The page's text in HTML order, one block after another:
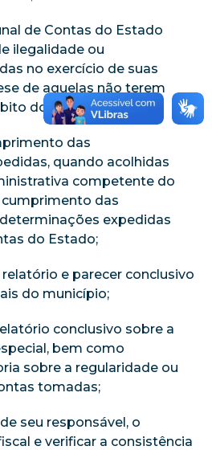
de Contas do Estado
ilegalidade ou
no exercício de suas
de aquelas não terem
do Poder;
das
quando acolhidas
competente do
das
expedidas
do Estado;
e parecer conclusivo
do município;
conclusivo sobre a
bem como
sobre a regularidade ou
tomadas;
seu responsável, o
e verificar a consistência